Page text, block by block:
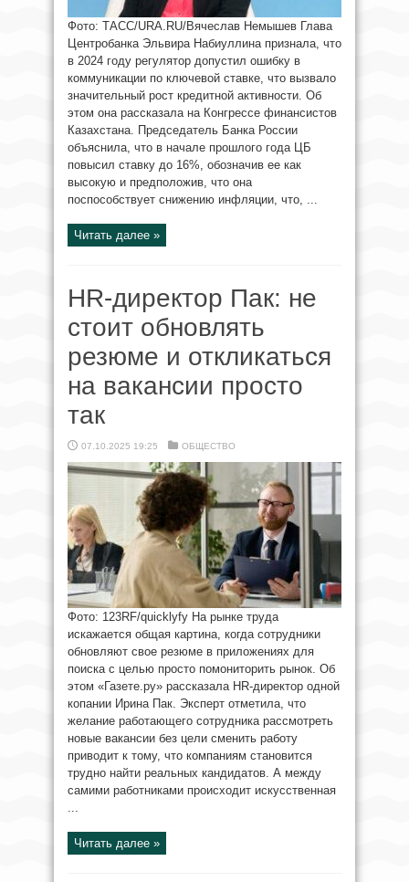
Фото: ТАСС/URA.RU/Вячеслав Немышев Глава
Центробанка Эльвира Набиуллина признала, что
в 2024 году регулятор допустил ошибку в
коммуникации по ключевой ставке, что вызвало
значительный рост кредитной активности. Об
этом она рассказала на Конгрессе финансистов
Казахстана. Председатель Банка России
объяснила, что в начале прошлого года ЦБ
повысил ставку до 16%, обозначив ее как
высокую и предположив, что она
поспособствует снижению инфляции, что, ...
Читать далее »
HR-директор Пак: не
стоит обновлять
резюме и откликаться
на вакансии просто
так
07.10.2025 19:25 ОБЩЕСТВО
Фото: 123RF/quicklyfy На рынке труда
искажается общая картина, когда сотрудники
обновляют свое резюме в приложениях для
поиска с целью просто помониторить рынок. Об
этом «Газете.ру» рассказала HR-директор одной
копании Ирина Пак. Эксперт отметила, что
желание работающего сотрудника рассмотреть
новые вакансии без цели сменить работу
приводит к тому, что компаниям становится
трудно найти реальных кандидатов. А между
самими работниками происходит искусственная
...
Читать далее »